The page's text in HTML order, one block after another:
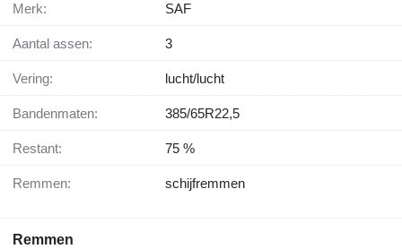
Merk: SAF
Aantal assen: 3
Vering: lucht/lucht
Bandenmaten: 385/65R22,5
Restant: 75 %
Remmen: schijfremmen
Remmen